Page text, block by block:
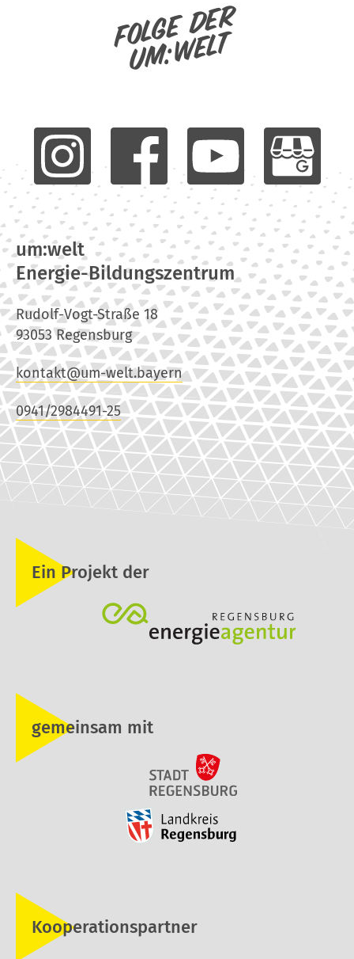
Folge der
um:welt
um:welt
Energie-Bildungszentrum
Rudolf-Vogt-Straße 18
93053 Regensburg
kontakt@um-welt.bayern
0941/2984491-25
Ein Projekt der
gemeinsam mit
Kooperationspartner